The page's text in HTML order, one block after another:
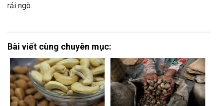
rải ngò.
Bài viết cùng chuyên mục: